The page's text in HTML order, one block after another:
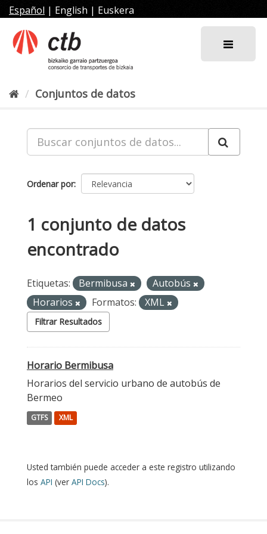
al
contenido
Español | English | Euskera
Conjuntos de datos
Ordenar por
1 conjunto de datos
encontrado
Etiquetas: Bermibusa
Autobús
Horarios
Formatos: XML
Filtrar Resultados
Horario Bermibusa
Horarios del servicio urbano de autobús de
Bermeo
GTFS XML
Usted también puede acceder a este registro utilizando
los API (ver API Docs).